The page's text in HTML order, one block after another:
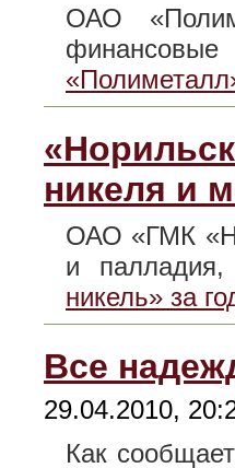
ОАО
никеля и
ОАО «ГМК
и
никель» за
Все
29.04.2010,
Как